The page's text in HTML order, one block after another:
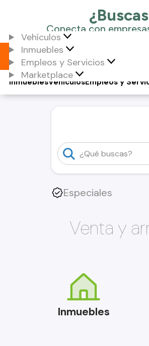
Vehículos
Inmuebles
Empleos y Servicios
Marketplace
Vehículos
Inmuebles Empleos y
Especiales
Venta y
Inmuebles